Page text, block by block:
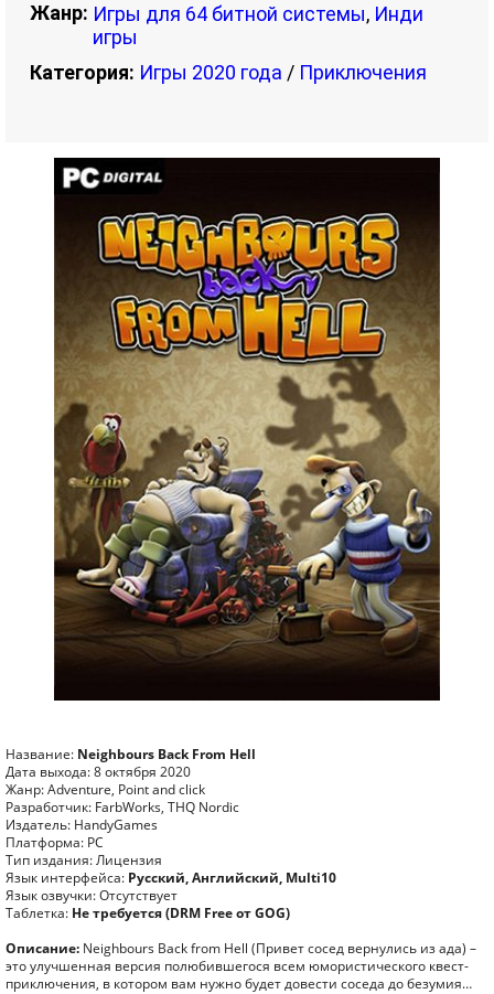
Жанр: Игры для 64 битной системы, Инди
игры
Категория: Игры 2020 года / Приключения
Название: Neighbours Back From Hell
Дата выхода: 8 октября 2020
Жанр: Adventure, Point and click
Разработчик: FarbWorks, THQ Nordic
Издатель: HandyGames
Платформа: PC
Тип издания: Лицензия
Язык интерфейса: Русский, Английский, Multi10
Язык озвучки: Отсутствует
Таблетка: Не требуется (DRM Free от GOG)
Описание: Neighbours Back from Hell (Привет сосед вернулись из ада) –
это улучшенная версия полюбившегося всем юмористического квест-
приключения, в котором вам нужно будет довести соседа до безумия…